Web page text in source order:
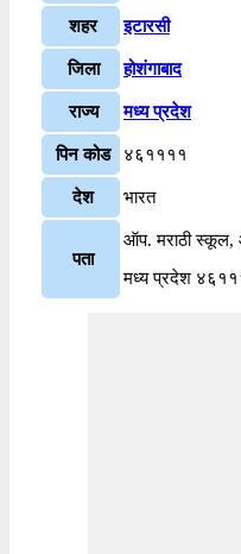
शहर इटारसी
जिला होशंगाबाद
राज्य मध्य प्रदेश
पिन कोड ४६११११
देश भारत
पता
ऑप. मराठी स्कूल,
मध्य प्रदेश